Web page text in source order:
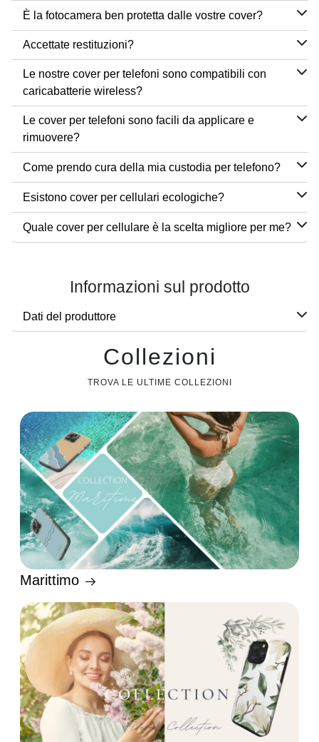
È la fotocamera ben protetta dalle vostre cover?
Accettate restituzioni?
Le nostre cover per telefoni sono compatibili con
caricabatterie wireless?
Le cover per telefoni sono facili da applicare e
rimuovere?
Come prendo cura della mia custodia per telefono?
Esistono cover per cellulari ecologiche?
Quale cover per cellulare è la scelta migliore per me?
Informazioni sul prodotto
Dati del produttore
Collezioni
TROVA LE ULTIME COLLEZIONI
Marittimo